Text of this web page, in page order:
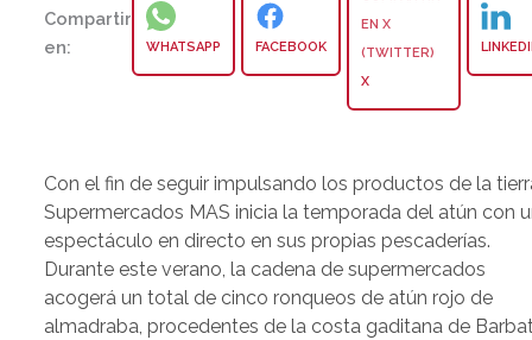
Compartir
en:
WHATSAPP FACEBOOK
X
Con el fin de seguir impulsando los productos de la
Supermercados MAS inicia la temporada del atún con
espectáculo en directo en sus propias pescaderías.
Durante este verano, la cadena de supermercados
acogerá un total de cinco ronqueos de atún rojo de
almadraba, procedentes de la costa gaditana de